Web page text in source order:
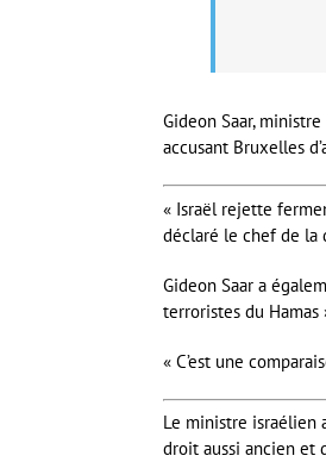
Gideon Saar,
accusant Bruxelles
« Israël rejette
déclaré le chef de la
Gideon Saar a
terroristes du Hamas
« C’est une
Le ministre israélien
droit aussi ancien et